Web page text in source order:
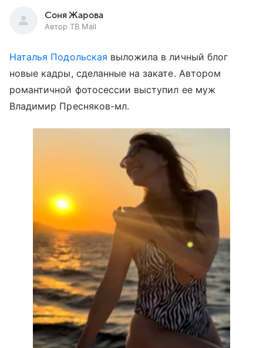
Соня Жарова
Автор ТВ Mail
Наталья Подольская выложила в личный блог
новые кадры, сделанные на закате. Автором
романтичной фотосессии выступил ее муж
Владимир Пресняков-мл.